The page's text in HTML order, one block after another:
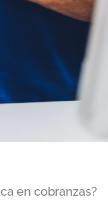
en cobranzas?